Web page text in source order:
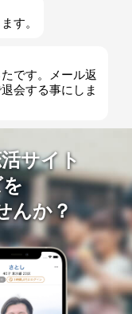
す。
です。メール返
会する事にしま
サイト
んか？